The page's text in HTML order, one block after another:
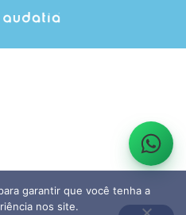
garantir que você tenha a
nos site.